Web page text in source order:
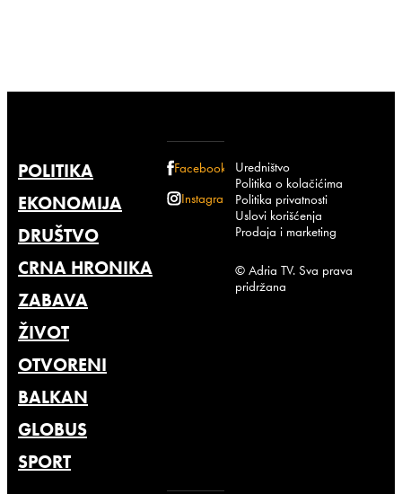
POLITIKA
EKONOMIJA
DRUŠTVO
CRNA HRONIKA
ZABAVA
ŽIVOT
OTVORENI
BALKAN
GLOBUS
SPORT
Facebook
Instagram
Uredništvo
Politika o kolačićima
Politika privatnosti
Uslovi korišćenja
Prodaja i marketing
© Adria TV. Sva prava
pridržana